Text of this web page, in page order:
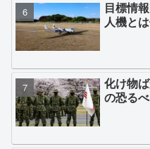
目標情
人機と
化け物
の恐る